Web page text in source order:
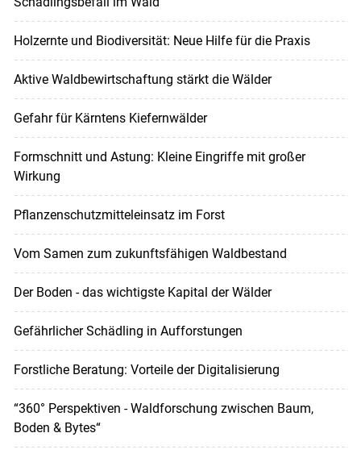
Holzernte und Biodiversität: Neue Hilfe für die Praxis
Aktive Waldbewirtschaftung stärkt die Wälder
Gefahr für Kärntens Kiefernwälder
Formschnitt und Astung: Kleine Eingriffe mit großer
Wirkung
Pflanzenschutzmitteleinsatz im Forst
Vom Samen zum zukunftsfähigen Waldbestand
Der Boden - das wichtigste Kapital der Wälder
Gefährlicher Schädling in Aufforstungen
Forstliche Beratung: Vorteile der Digitalisierung
“360° Perspektiven - Waldforschung zwischen Baum,
Boden & Bytes“